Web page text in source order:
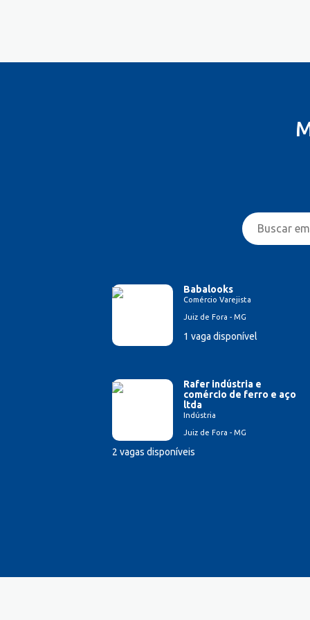
Entregador/Motoboy
Farmacêutico
Fiscal de Caixa
Garçom
Gerente de Vendas
Babalooks
Comércio Varejista
Juiz de Fora - MG
1 vaga disponível
Rafer indústria e
comércio de ferro e aço
ltda
Indústria
Juiz de Fora - MG
2 vagas disponíveis